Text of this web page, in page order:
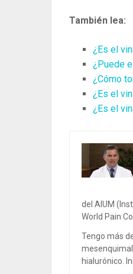
También lea:
¿Es el
¿Puede
¿Cómo
¿Es el
¿Es el
del AIUM
World Pain
Tengo más
hialurónico.